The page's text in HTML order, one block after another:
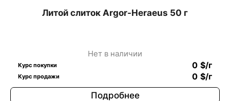
Литой слиток Argor-Heraeus 50 г
Нет в наличии
Курс покупки 0 $/г
Курс продажи 0 $/г
Подробнее